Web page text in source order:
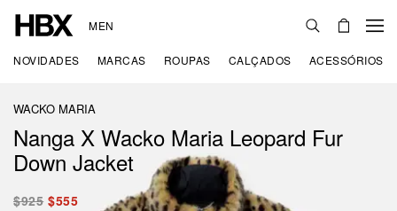
MEN
NOVIDADES MARCAS ROUPAS CALÇADOS ACESSÓRIOS
WACKO MARIA
Nanga X Wacko Maria Leopard Fur
Down Jacket
$925 $555